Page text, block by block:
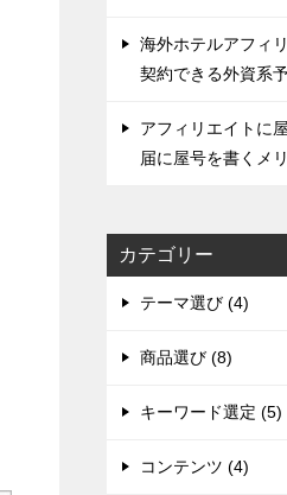
海外ホテルアフィ
契約できる外資系
アフィリエイトに
届に屋号を書くメ
カテゴリー
テーマ選び (4)
商品選び (8)
キーワード選定 (5)
コンテンツ (4)